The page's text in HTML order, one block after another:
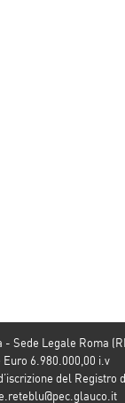
- Sede Legale Roma
6.980.000,00 i.v
del Registro